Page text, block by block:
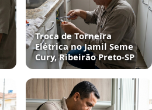
Troca de Torneira
Elétrica no Jamil Seme
Cury, Ribeirão Preto‑SP